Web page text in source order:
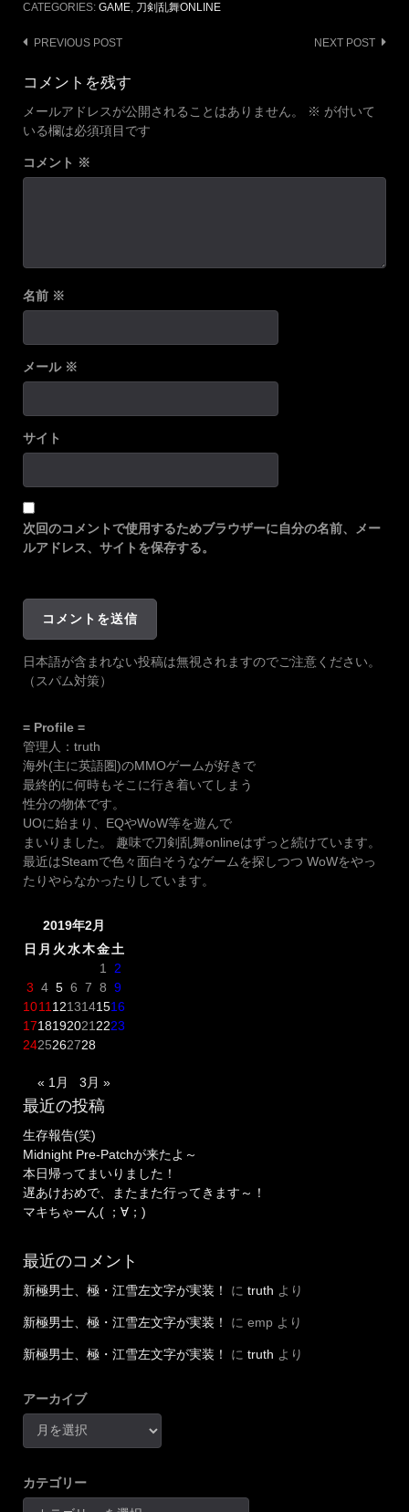
CATEGORIES: GAME, 刀剣乱舞ONLINE
Post
navigation
PREVIOUS POST NEXT POST
コメントを残す
メールアドレスが公開されることはありません。 ※ が付いて
いる欄は必須項目です
コメント ※
名前 ※
メール ※
サイト
次回のコメントで使用するためブラウザーに自分の名前、メー
ルアドレス、サイトを保存する。
日本語が含まれない投稿は無視されますのでご注意ください。
（スパム対策）
= Profile =
管理人：truth
海外(主に英語圏)のMMOゲームが好きで
最終的に何時もそこに行き着いてしまう
性分の物体です。
UOに始まり、EQやWoW等を遊んで
まいりました。 趣味で刀剣乱舞onlineはずっと続けています。
最近はSteamで色々面白そうなゲームを探しつつ WoWをやっ
たりやらなかったりしています。
2019年2月
日 月 火水木金土
1 2
3 4 5 6 7 8 9
10111213141516
17181920212223
2425262728
« 1月 3月 »
最近の投稿
生存報告(笑)
Midnight Pre-Patchが来たよ～
本日帰ってまいりました！
遅あけおめで、またまた行ってきます～！
マキちゃーん( ；∀；)
最近のコメント
新極男士、極・江雪左文字が実装！ に truth より
新極男士、極・江雪左文字が実装！ に emp より
新極男士、極・江雪左文字が実装！ に truth より
アーカイブ
カテゴリー